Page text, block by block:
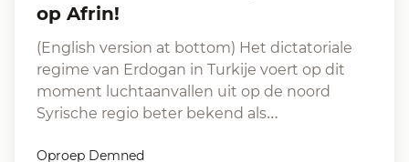
op Afrin!
(English version at bottom) Het dictatoriale
regime van Erdogan in Turkije voert op dit
moment luchtaanvallen uit op de noord
Syrische regio beter bekend als…
Oproep Demned